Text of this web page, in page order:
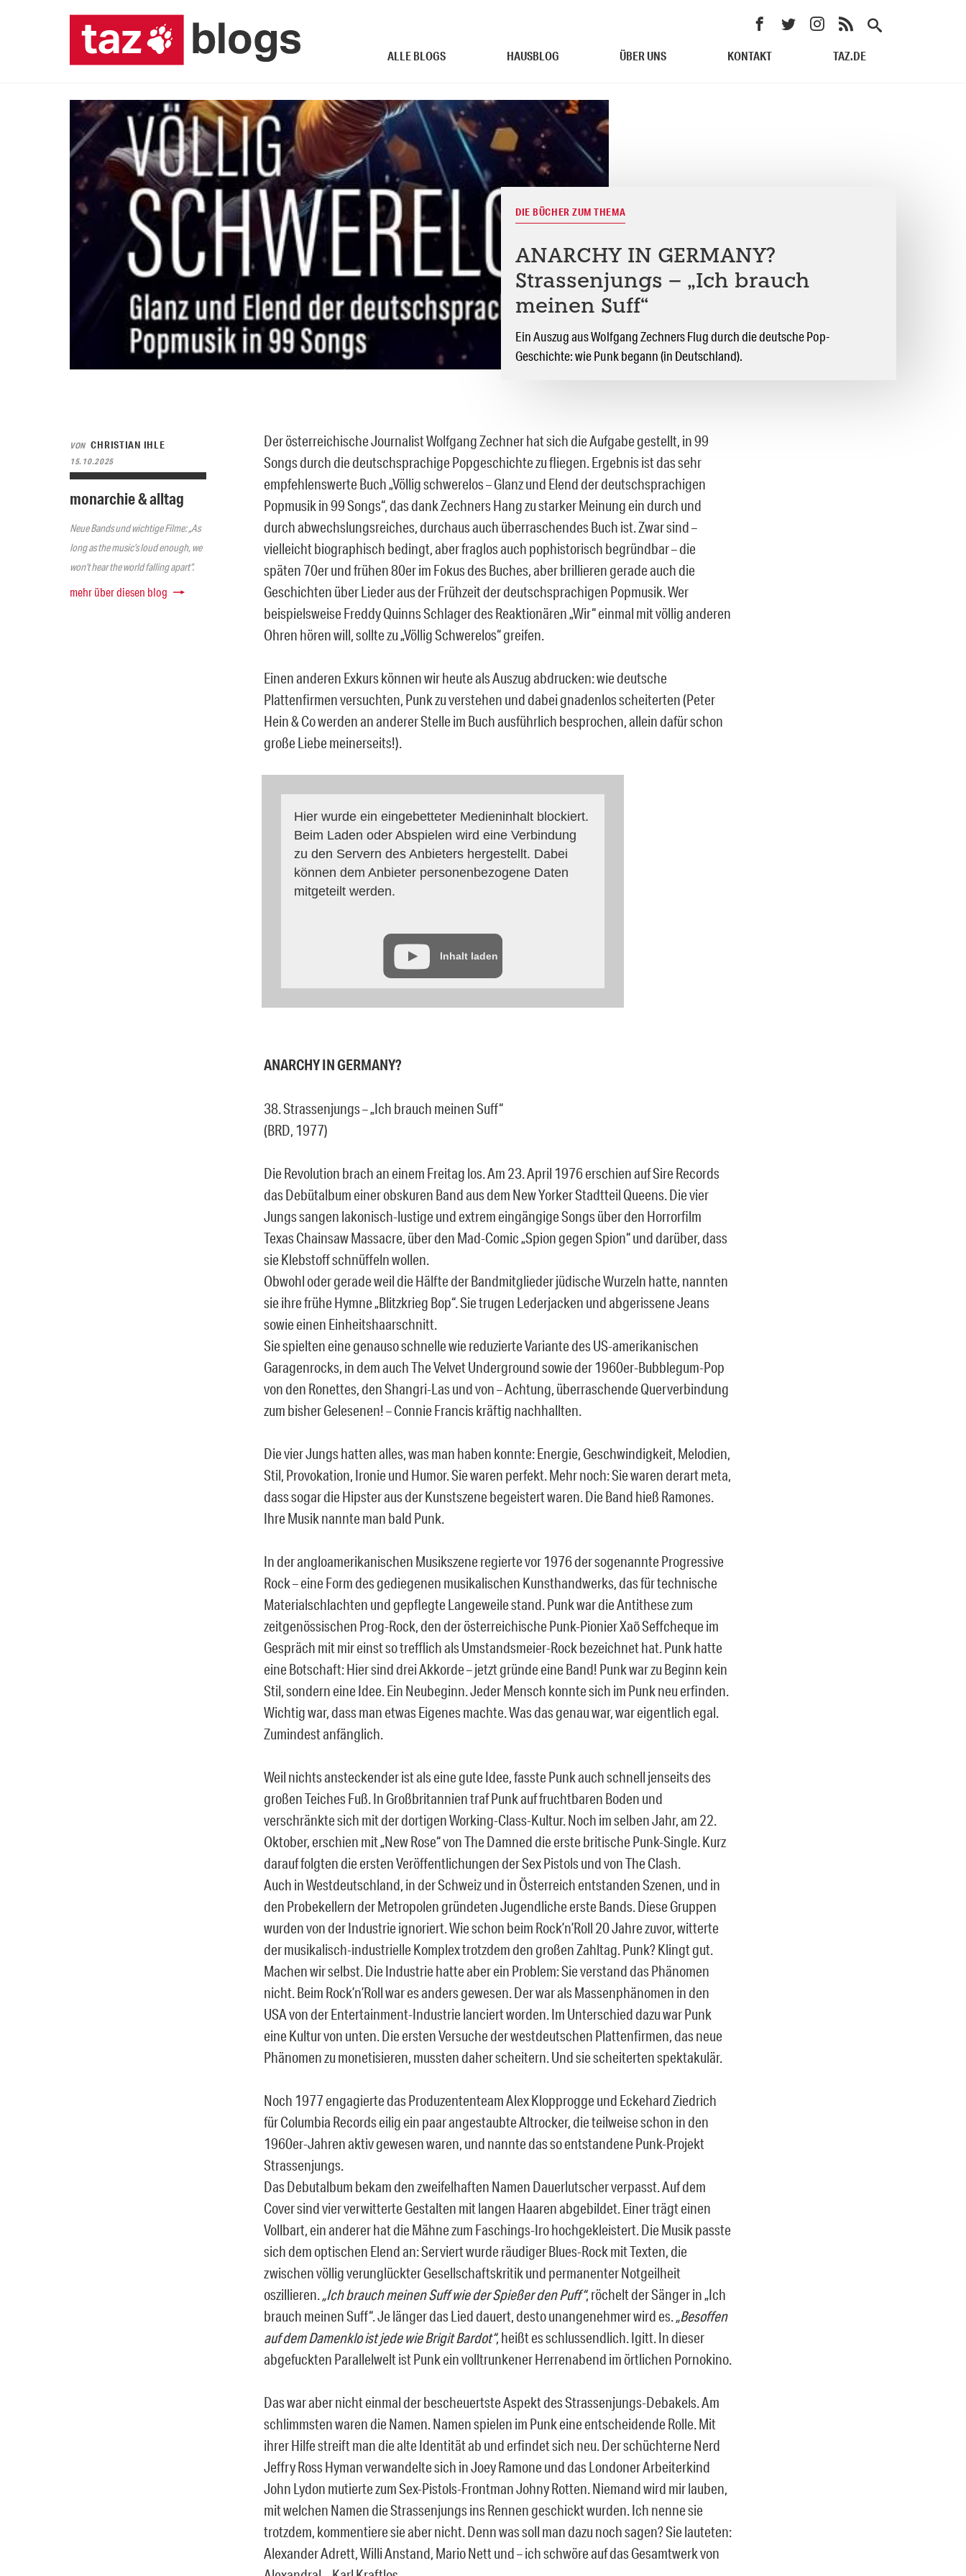
ALLE BLOGS HAUSBLOG ÜBER UNS KONTAKT TAZ.DE
DIE BÜCHER ZUM THEMA
ANARCHY IN GERMANY?
Strassenjungs – „Ich brauch
meinen Suff“
Ein Auszug aus Wolfgang Zechners Flug durch die deutsche Pop-
Geschichte: wie Punk begann (in Deutschland).
VON CHRISTIAN IHLE
15.10.2025
monarchie & alltag
Neue Bands und wichtige Filme: „As
long as the music’s loud enough, we
won’t hear the world falling apart“.
mehr über diesen blog
Der österreichische Journalist Wolfgang Zechner hat sich die Aufgabe gestellt, in 99
Songs durch die deutschsprachige Popgeschichte zu fliegen. Ergebnis ist das sehr
empfehlenswerte Buch „Völlig schwerelos – Glanz und Elend der deutschsprachigen
Popmusik in 99 Songs“, das dank Zechners Hang zu starker Meinung ein durch und
durch abwechslungsreiches, durchaus auch überraschendes Buch ist. Zwar sind –
vielleicht biographisch bedingt, aber fraglos auch pophistorisch begründbar – die
späten 70er und frühen 80er im Fokus des Buches, aber brillieren gerade auch die
Geschichten über Lieder aus der Frühzeit der deutschsprachigen Popmusik. Wer
beispielsweise Freddy Quinns Schlager des Reaktionären „Wir“ einmal mit völlig anderen
Ohren hören will, sollte zu „Völlig Schwerelos“ greifen.
Einen anderen Exkurs können wir heute als Auszug abdrucken: wie deutsche
Plattenfirmen versuchten, Punk zu verstehen und dabei gnadenlos scheiterten (Peter
Hein & Co werden an anderer Stelle im Buch ausführlich besprochen, allein dafür schon
große Liebe meinerseits!).
Hier wurde ein eingebetteter Medieninhalt blockiert.
Beim Laden oder Abspielen wird eine Verbindung
zu den Servern des Anbieters hergestellt. Dabei
können dem Anbieter personenbezogene Daten
mitgeteilt werden.
Inhalt laden
ANARCHY IN GERMANY?
38. Strassenjungs – „Ich brauch meinen Suff“
(BRD, 1977)
Die Revolution brach an einem Freitag los. Am 23. April 1976 erschien auf Sire Records
das Debütalbum einer obskuren Band aus dem New Yorker Stadtteil Queens. Die vier
Jungs sangen lakonisch-lustige und extrem eingängige Songs über den Horrorfilm
Texas Chainsaw Massacre, über den Mad-Comic „Spion gegen Spion“ und darüber, dass
sie Klebstoff schnüffeln wollen.
Obwohl oder gerade weil die Hälfte der Bandmitglieder jüdische Wurzeln hatte, nannten
sie ihre frühe Hymne „Blitzkrieg Bop“. Sie trugen Lederjacken und abgerissene Jeans
sowie einen Einheitshaarschnitt.
Sie spielten eine genauso schnelle wie reduzierte Variante des US-amerikanischen
Garagenrocks, in dem auch The Velvet Underground sowie der 1960er-Bubblegum-Pop
von den Ronettes, den Shangri-Las und von – Achtung, überraschende Querverbindung
zum bisher Gelesenen! – Connie Francis kräftig nachhallten.
Die vier Jungs hatten alles, was man haben konnte: Energie, Geschwindigkeit, Melodien,
Stil, Provokation, Ironie und Humor. Sie waren perfekt. Mehr noch: Sie waren derart meta,
dass sogar die Hipster aus der Kunstszene begeistert waren. Die Band hieß Ramones.
Ihre Musik nannte man bald Punk.
In der angloamerikanischen Musikszene regierte vor 1976 der sogenannte Progressive
Rock – eine Form des gediegenen musikalischen Kunsthandwerks, das für technische
Materialschlachten und gepflegte Langeweile stand. Punk war die Antithese zum
zeitgenössischen Prog-Rock, den der österreichische Punk-Pionier Xaõ Seffcheque im
Gespräch mit mir einst so trefflich als Umstandsmeier-Rock bezeichnet hat. Punk hatte
eine Botschaft: Hier sind drei Akkorde – jetzt gründe eine Band! Punk war zu Beginn kein
Stil, sondern eine Idee. Ein Neubeginn. Jeder Mensch konnte sich im Punk neu erfinden.
Wichtig war, dass man etwas Eigenes machte. Was das genau war, war eigentlich egal.
Zumindest anfänglich.
Weil nichts ansteckender ist als eine gute Idee, fasste Punk auch schnell jenseits des
großen Teiches Fuß. In Großbritannien traf Punk auf fruchtbaren Boden und
verschränkte sich mit der dortigen Working-Class-Kultur. Noch im selben Jahr, am 22.
Oktober, erschien mit „New Rose“ von The Damned die erste britische Punk-Single. Kurz
darauf folgten die ersten Veröffentlichungen der Sex Pistols und von The Clash.
Auch in Westdeutschland, in der Schweiz und in Österreich entstanden Szenen, und in
den Probekellern der Metropolen gründeten Jugendliche erste Bands. Diese Gruppen
wurden von der Industrie ignoriert. Wie schon beim Rock’n’Roll 20 Jahre zuvor, witterte
der musikalisch-industrielle Komplex trotzdem den großen Zahltag. Punk? Klingt gut.
Machen wir selbst. Die Industrie hatte aber ein Problem: Sie verstand das Phänomen
nicht. Beim Rock’n’Roll war es anders gewesen. Der war als Massenphänomen in den
USA von der Entertainment-Industrie lanciert worden. Im Unterschied dazu war Punk
eine Kultur von unten. Die ersten Versuche der westdeutschen Plattenfirmen, das neue
Phänomen zu monetisieren, mussten daher scheitern. Und sie scheiterten spektakulär.
Noch 1977 engagierte das Produzententeam Alex Klopprogge und Eckehard Ziedrich
für Columbia Records eilig ein paar angestaubte Altrocker, die teilweise schon in den
1960er-Jahren aktiv gewesen waren, und nannte das so entstandene Punk-Projekt
Strassenjungs.
Das Debutalbum bekam den zweifelhaften Namen Dauerlutscher verpasst. Auf dem
Cover sind vier verwitterte Gestalten mit langen Haaren abgebildet. Einer trägt einen
Vollbart, ein anderer hat die Mähne zum Faschings-Iro hochgekleistert. Die Musik passte
sich dem optischen Elend an: Serviert wurde räudiger Blues-Rock mit Texten, die
zwischen völlig verunglückter Gesellschaftskritik und permanenter Notgeilheit
oszillieren.„Ich brauch meinen Suff wie der Spießer den Puff“, röchelt der Sänger in „Ich
brauch meinen Suff“. Je länger das Lied dauert, desto unangenehmer wird es.„Besoffen
auf dem Damenklo ist jede wie Brigit Bardot“, heißt es schlussendlich. Igitt. In dieser
abgefuckten Parallelwelt ist Punk ein volltrunkener Herrenabend im örtlichen Pornokino.
Das war aber nicht einmal der bescheuertste Aspekt des Strassenjungs-Debakels. Am
schlimmsten waren die Namen. Namen spielen im Punk eine entscheidende Rolle. Mit
ihrer Hilfe streift man die alte Identität ab und erfindet sich neu. Der schüchterne Nerd
Jeffry Ross Hyman verwandelte sich in Joey Ramone und das Londoner Arbeiterkind
John Lydon mutierte zum Sex-Pistols-Frontman Johny Rotten. Niemand wird mir lauben,
mit welchen Namen die Strassenjungs ins Rennen geschickt wurden. Ich nenne sie
trotzdem, kommentiere sie aber nicht. Denn was soll man dazu noch sagen? Sie lauteten:
Alexander Adrett, Willi Anstand, Mario Nett und – ich schwöre auf das Gesamtwerk von